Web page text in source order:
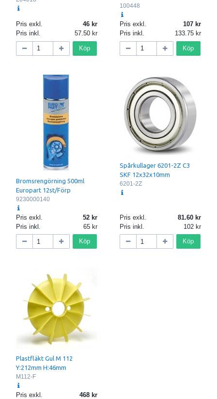
Pris exkl.
46
Pris inkl.
57.50
Köp
100448
Pris exkl.
107
Pris inkl.
133.75
Köp
Bromsrengörning 500ml
Europart 12st/Förp
9230000140
Pris exkl.
52
Pris inkl.
65
Köp
Spårkullager 6201-2Z C3
SKF 12x32x10mm
6201-2Z
Pris exkl.
81.60
Pris inkl.
102
Köp
Plastfläkt Gul M 112
Y:212mm H:46mm
M112-F
Pris exkl.
468